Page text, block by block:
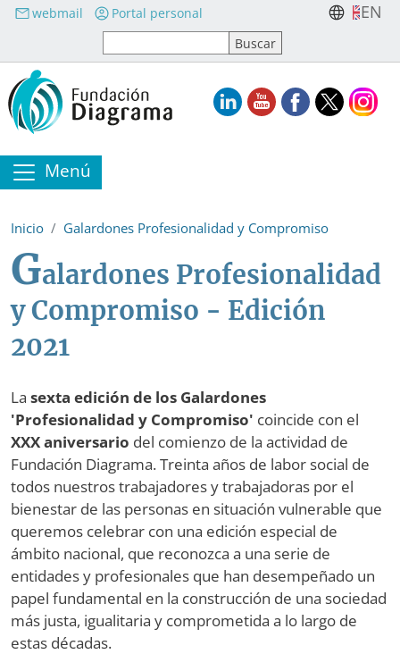
Pasar al contenido principal
webmail Portal personal EN
Menú
Inicio Galardones Profesionalidad y Compromiso
Galardones Profesionalidad
y Compromiso - Edición
2021
La sexta edición de los Galardones
'Profesionalidad y Compromiso' coincide con el
XXX aniversario del comienzo de la actividad de
Fundación Diagrama. Treinta años de labor social de
todos nuestros trabajadores y trabajadoras por el
bienestar de las personas en situación vulnerable que
queremos celebrar con una edición especial de
ámbito nacional, que reconozca a una serie de
entidades y profesionales que han desempeñado un
papel fundamental en la construcción de una sociedad
más justa, igualitaria y comprometida a lo largo de
estas décadas.